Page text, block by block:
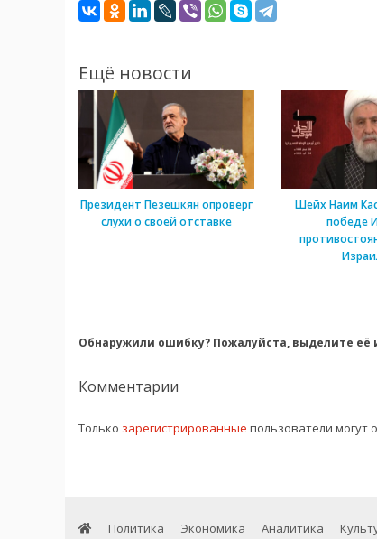
Ещё новости
Президент Пезешкян опроверг
слухи о своей отставке
Шейх Наим
победе
Обнаружили ошибку? Пожалуйста, выделите
Комментарии
Только зарегистрированные пользователи могут
Политика Экономика Аналитика